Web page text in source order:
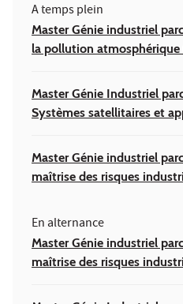
A temps plein
Master Génie industriel
la pollution atmosphérique
Master Génie Industriel
Systèmes satellitaires et
Master Génie industriel
maîtrise des risques
En alternance
Master Génie industriel
maîtrise des risques